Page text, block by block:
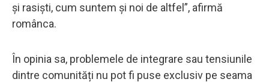
și rasiști, cum suntem și noi de altfel”, afirmă
românca.
În opinia sa, problemele de integrare sau tensiunile
dintre comunități nu pot fi puse exclusiv pe seama